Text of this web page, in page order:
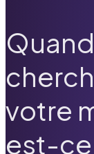
votre
est-